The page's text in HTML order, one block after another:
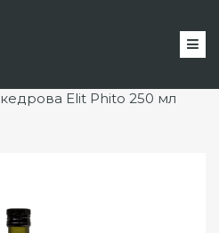
кедрова Elit Phito 250 мл